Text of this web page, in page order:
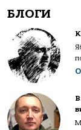
БЛОГИ